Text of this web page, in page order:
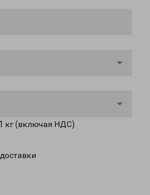
кг (включая НДС)